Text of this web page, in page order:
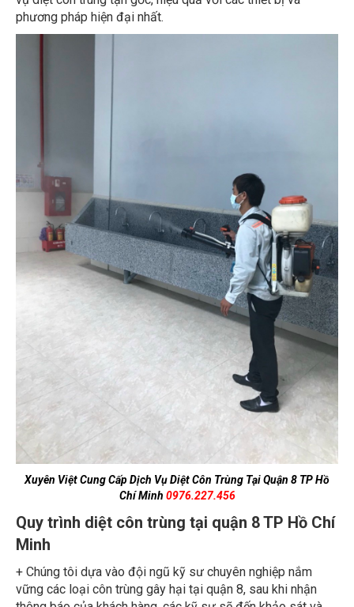
phương pháp hiện đại nhất.
Xuyên Việt Cung Cấp Dịch Vụ Diệt Côn Trùng Tại Quận 8 TP Hồ
Chí Minh0976.227.456
Quy trình diệt côn trùng tại quận 8 TP Hồ Chí
Minh
+ Chúng tôi dựa vào đội ngũ kỹ sư chuyên nghiệp nắm
vững các loại côn trùng gây hại tại quận 8, sau khi nhận
thông báo của khách hàng, các kỹ sư sẽ đến khảo sát và